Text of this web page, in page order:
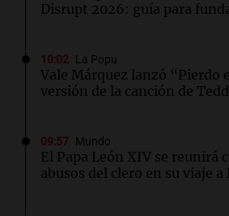
Disrupt 2026: guía para
10:02 La Popu
Vale Márquez lanzó “Pierdo
versión de la canción de
09:57 Mundo
El Papa León XIV se reunirá
abusos del clero en su viaje a